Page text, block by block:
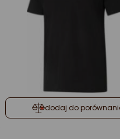
dodaj do